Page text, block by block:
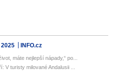
INFO.cz
máte nejlepší nápady,“ po...
V turisty milované Andalusii ...